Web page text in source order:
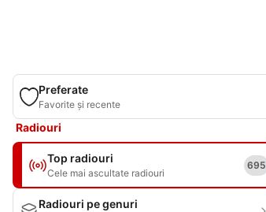
Preferate
Favorite și recente
Radiouri
Top radiouri
Cele mai ascultate radiouri
695
Radiouri pe genuri